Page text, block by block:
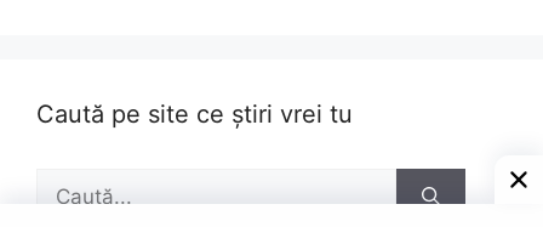
Caută pe site ce știri vrei tu
după: